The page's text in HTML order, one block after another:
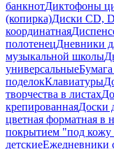
банкнотДиктофоны
(копирка)Диски CD,
координатная
полотенецДневники
музыкальной школы
универсальные
поделокКлавиатуры
творчества в листах
крепированнаяДоски
цветная форматная в
покрытием "под кожу
детскиеЕжедневники